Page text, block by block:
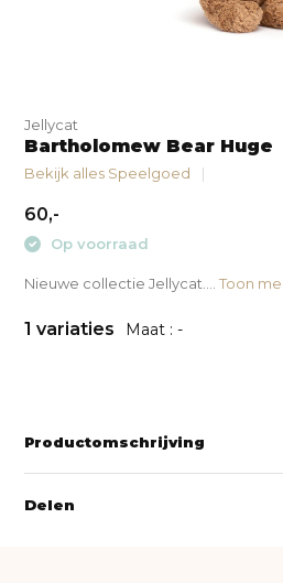
Jellycat
Bartholomew Bear Huge
Bekijk alles Speelgoed
60,-
Op voorraad
Nieuwe collectie Jellycat....Toon
1 variaties Maat : -
Productomschrijving
Delen